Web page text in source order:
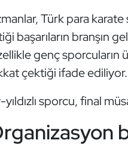
Türk para karate
başarıların branşın
genç
çektiği ifade ediliyor.
yıldızlı sporcu, final